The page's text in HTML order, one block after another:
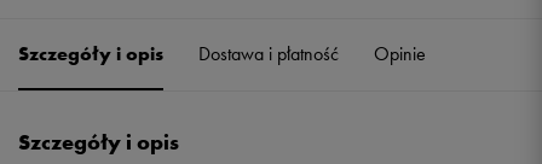
Szczegóły i opis Dostawa i płatność Opinie
Szczegóły i opis